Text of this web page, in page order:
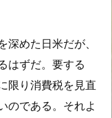
めた日米だが、
はずだ。要する
限り消費税を見直
のである。それよ